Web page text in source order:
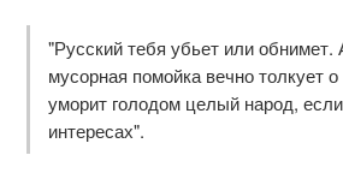
"Русский тебя убьет или обнимет.
мусорная помойка вечно толкует
уморит голодом целый народ,
интересах".